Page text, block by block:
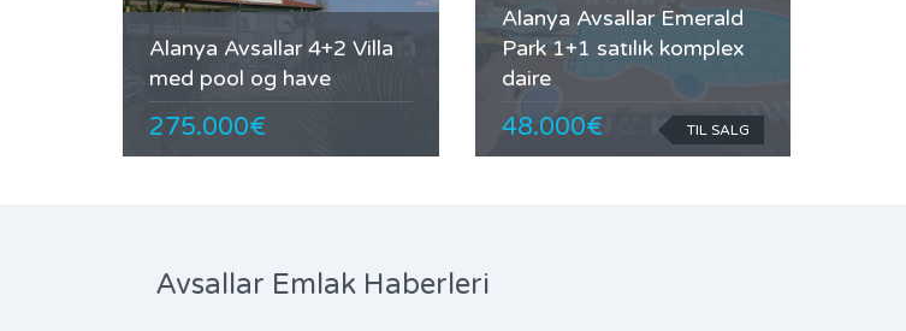
Alanya Avsallar 4+2 Villa
med pool og have
275.000€
Alanya Avsallar Emerald
Park 1+1 satılık komplex
daire
48.000€ TIL SALG
Avsallar Emlak Haberleri